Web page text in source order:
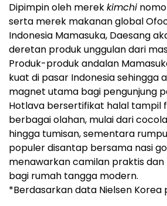
Dipimpin oleh merekkimchi
serta merek makanan global
Indonesia Mamasuka, Daesang
deretan produk unggulan dari
Produk-produk andalan
kuat di pasar Indonesia sehingga
magnet utama bagi pengunjung
Hotlava bersertifikat halal tampil
berbagai olahan, mulai dari
hingga tumisan, sementara
populer disantap bersama nasi
menawarkan camilan praktis dan
bagi rumah tangga modern.
*Berdasarkan data Nielsen